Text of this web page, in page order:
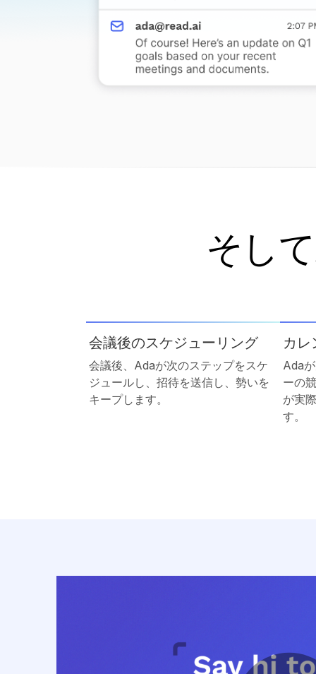
そし
会議後のスケジューリング
会議後、Adaが次のステップをスケ
ジュールし、招待を送信し、勢いを
キープします。
カレ
Ada
ーの
が実
す。